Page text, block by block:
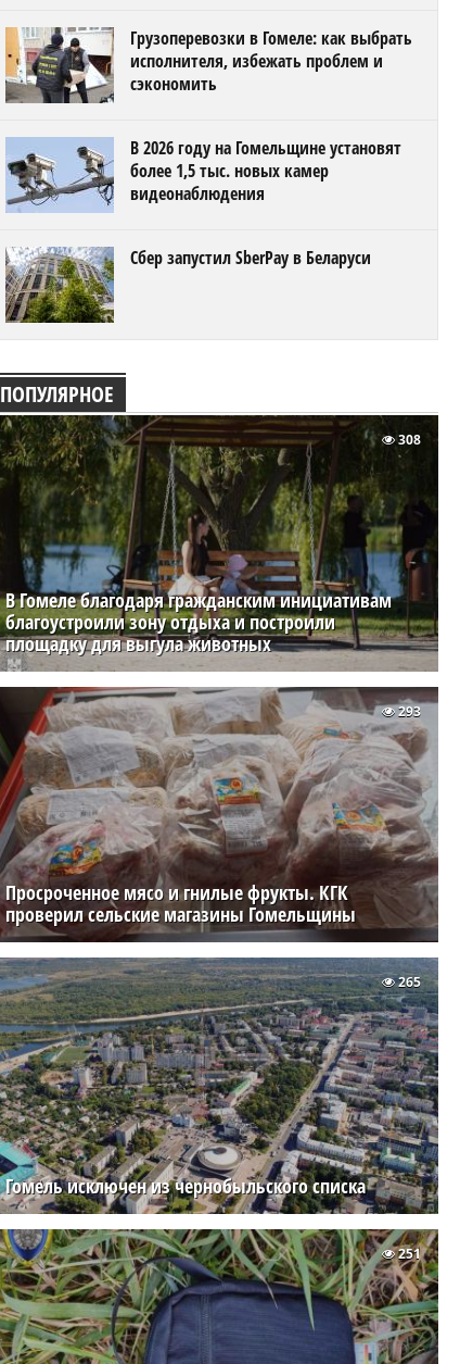
Грузоперевозки в Гомеле: как выбрать
исполнителя, избежать проблем и
сэкономить
В 2026 году на Гомельщине установят
более 1,5 тыс. новых камер
видеонаблюдения
Сбер запустил SberPay в Беларуси
ПОПУЛЯРНОЕ
В Гомеле благодаря гражданским инициативам
благоустроили зону отдыха и построили
площадку для выгула животных
308
Просроченное мясо и гнилые фрукты. КГК
проверил сельские магазины Гомельщины
293
Гомель исключен из чернобыльского списка
265
251